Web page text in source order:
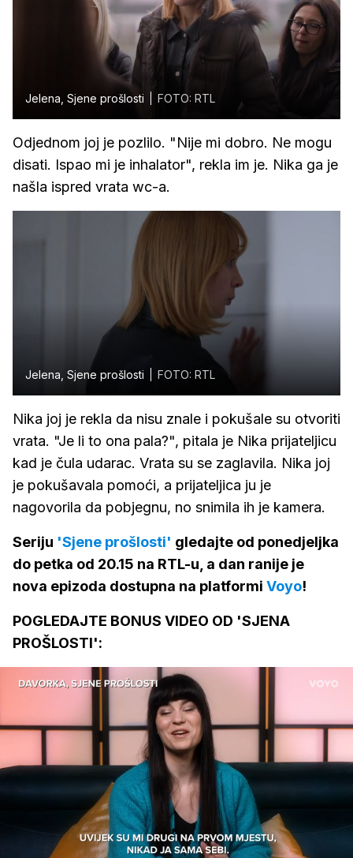
Jelena, Sjene prošlosti FOTO: RTL
Odjednom joj je pozlilo. "Nije mi dobro. Ne mogu
disati. Ispao mi je inhalator", rekla im je. Nika ga je
našla ispred vrata wc-a.
Jelena, Sjene prošlosti FOTO: RTL
Nika joj je rekla da nisu znale i pokušale su otvoriti
vrata. "Je li to ona pala?", pitala je Nika prijateljicu
kad je čula udarac. Vrata su se zaglavila. Nika joj
je pokušavala pomoći, a prijateljica ju je
nagovorila da pobjegnu, no snimila ih je kamera.
Seriju 'Sjene prošlosti' gledajte od ponedjeljka
do petka od 20.15 na RTL-u, a dan ranije je
nova epizoda dostupna na platformi Voyo!
POGLEDAJTE BONUS VIDEO OD 'SJENA
PROŠLOSTI':
Upali /
Loaded:
30.35%